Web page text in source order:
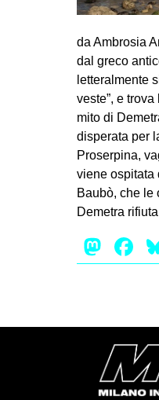
da Ambrosia
dal greco
letteralmente
veste”, e
mito di
disperata per
Proserpina,
viene ospitata
Baubò, che le
Demetra